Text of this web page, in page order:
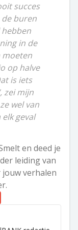
succes
de buren
in de
moeten
op halve
is iets
zei mijn
wel van
geval
en deed je
leiding van
jouw verhalen